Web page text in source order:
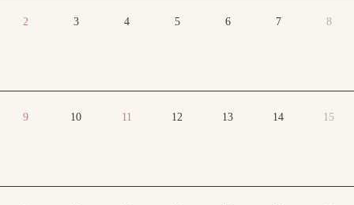
2 3 4 5 6 7 8
9 10 11 12 13 14 15